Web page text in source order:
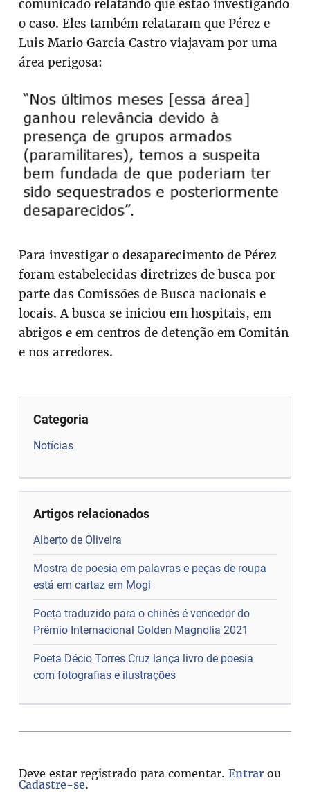
comunicado relatando que estão investigando
o caso. Eles também relataram que Pérez e
Luis Mario Garcia Castro viajavam por uma
área perigosa:
Para investigar o desaparecimento de Pérez
foram estabelecidas diretrizes de busca por
parte das Comissões de Busca nacionais e
locais. A busca se iniciou em hospitais, em
abrigos e em centros de detenção em Comitán
e nos arredores.
Categoria
Notícias
Artigos relacionados
Alberto de Oliveira
Mostra de poesia em palavras e peças de roupa
está em cartaz em Mogi
Poeta traduzido para o chinês é vencedor do
Prêmio Internacional Golden Magnolia 2021
Poeta Décio Torres Cruz lança livro de poesia
com fotografias e ilustrações
Deve estar registrado para comentar.Entrar ou
Cadastre-se.